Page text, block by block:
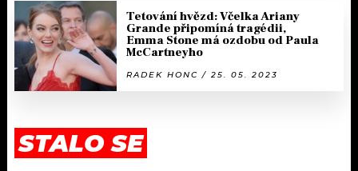
Tetování hvězd: Včelka Ariany
Grande připomíná tragédii,
Emma Stone má ozdobu od Paula
McCartneyho
RADEK HONC / 25. 05. 2023
STALO SE